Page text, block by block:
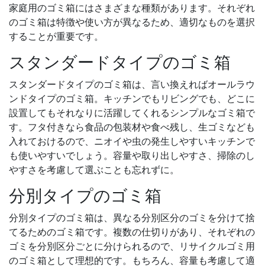
家庭用のゴミ箱にはさまざまな種類があります。それぞれ
のゴミ箱は特徴や使い方が異なるため、適切なものを選択
することが重要です。
スタンダードタイプのゴミ箱
スタンダードタイプのゴミ箱は、言い換えればオールラウ
ンドタイプのゴミ箱。キッチンでもリビングでも、どこに
設置してもそれなりに活躍してくれるシンプルなゴミ箱で
す。フタ付きなら食品の包装材や食べ残し、生ゴミなども
入れておけるので、ニオイや虫の発生しやすいキッチンで
も使いやすいでしょう。容量や取り出しやすさ、掃除のし
やすさを考慮して選ぶことも忘れずに。
分別タイプのゴミ箱
分別タイプのゴミ箱は、異なる分別区分のゴミを分けて捨
てるためのゴミ箱です。複数の仕切りがあり、それぞれの
ゴミを分別区分ごとに分けられるので、リサイクルゴミ用
のゴミ箱として理想的です。もちろん、容量も考慮して適